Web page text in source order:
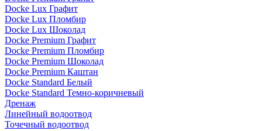
Docke Lux Графит
Docke Lux Пломбир
Docke Lux Шоколад
Docke Premium Графит
Docke Premium Пломбир
Docke Premium Шоколад
Docke Premium Каштан
Docke Standard Белый
Docke Standard Темно-коричневый
Дренаж
Линейный водоотвод
Точечный водоотвод